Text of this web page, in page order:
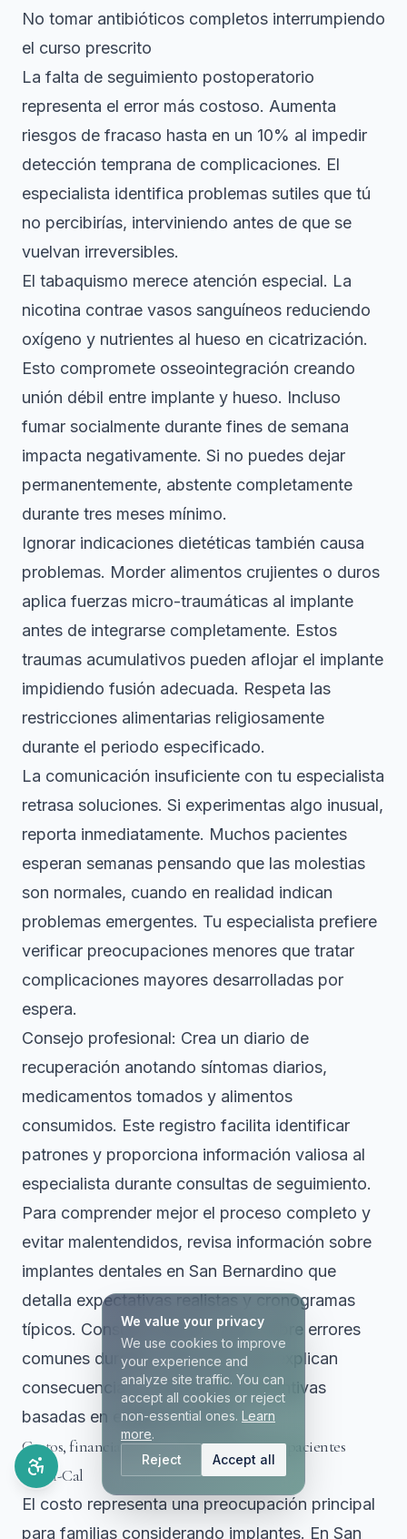
No tomar antibióticos completos interrumpiendo
el curso prescrito
La falta de seguimiento postoperatorio
representa el error más costoso. Aumenta
riesgos de fracaso hasta en un 10% al impedir
detección temprana de complicaciones. El
especialista identifica problemas sutiles que tú
no percibirías, interviniendo antes de que se
vuelvan irreversibles.
El tabaquismo merece atención especial. La
nicotina contrae vasos sanguíneos reduciendo
oxígeno y nutrientes al hueso en cicatrización.
Esto compromete osseointegración creando
unión débil entre implante y hueso. Incluso
fumar socialmente durante fines de semana
impacta negativamente. Si no puedes dejar
permanentemente, abstente completamente
durante tres meses mínimo.
Ignorar indicaciones dietéticas también causa
problemas. Morder alimentos crujientes o duros
aplica fuerzas micro-traumáticas al implante
antes de integrarse completamente. Estos
traumas acumulativos pueden aflojar el implante
impidiendo fusión adecuada. Respeta las
restricciones alimentarias religiosamente
durante el periodo especificado.
La comunicación insuficiente con tu especialista
retrasa soluciones. Si experimentas algo inusual,
reporta inmediatamente. Muchos pacientes
esperan semanas pensando que las molestias
son normales, cuando en realidad indican
problemas emergentes. Tu especialista prefiere
verificar preocupaciones menores que tratar
complicaciones mayores desarrolladas por
espera.
Consejo profesional: Crea un diario de
recuperación anotando síntomas diarios,
medicamentos tomados y alimentos
consumidos. Este registro facilita identificar
patrones y proporciona información valiosa al
especialista durante consultas de seguimiento.
Para comprender mejor el proceso completo y
evitar malentendidos, revisa información sobre
implantes dentales en San Bernardino que
detalla expectativas realistas y cronogramas
típicos. Consulta también guías sobre errores
comunes durante colocación que explican
consecuencias y estrategias preventivas
basadas en evidencia clínica.
Costos, financiamiento y alternativas para pacientes
Denti-Cal
El costo representa una preocupación principal
para familias considerando implantes. En San
We value your privacy
We use cookies to improve
your experience and
analyze site traffic. You can
accept all cookies or reject
non-essential ones. Learn
more.
Reject
Accept all